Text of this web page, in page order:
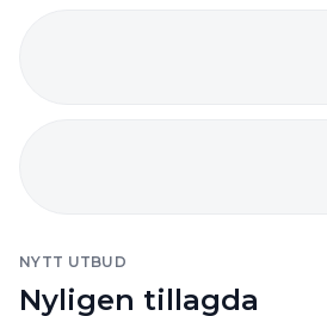
NYTT UTBUD
Nyligen tillagda